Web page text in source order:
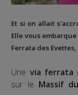
Et si on allait
Elle vous
Ferrata des Evettes
Une via ferrata
sur le Massif